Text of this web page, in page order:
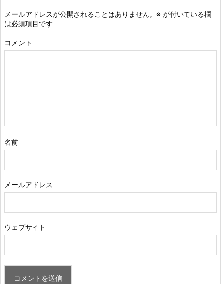
メールアドレスが公開されることはありません。 ※ が付いている欄
は必須項目です
コメント
名前
メールアドレス
ウェブサイト